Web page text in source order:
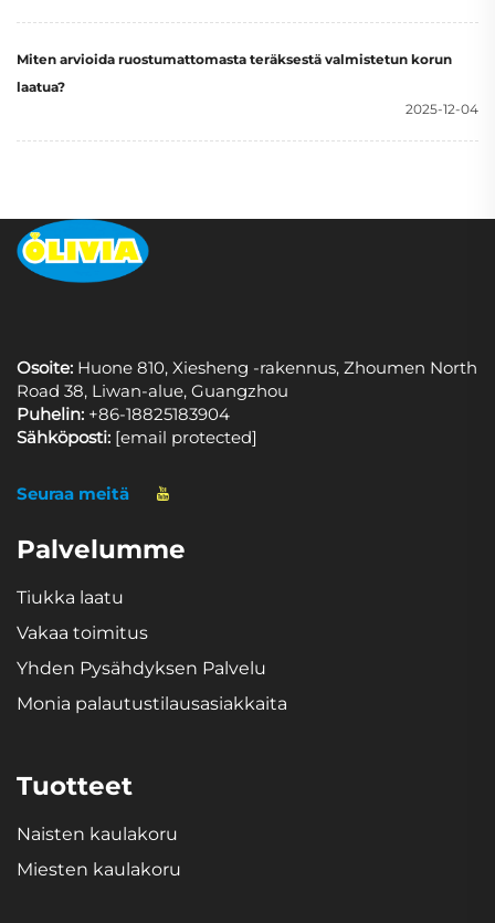
Miten arvioida ruostumattomasta teräksestä valmistetun korun
laatua?
2025-12-04
Osoite: Huone 810, Xiesheng -rakennus, Zhoumen North
Road 38, Liwan-alue, Guangzhou
Puhelin: +86-18825183904
Sähköposti: [email protected]
Seuraa meitä
Palvelumme
Tiukka laatu
Vakaa toimitus
Yhden Pysähdyksen Palvelu
Monia palautustilausasiakkaita
Tuotteet
Naisten kaulakoru
Miesten kaulakoru